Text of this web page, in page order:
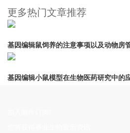
更多热门文章推荐
基因编辑鼠饲养的注意事项以及动物房
基因编辑小鼠模型在生物医药研究中的